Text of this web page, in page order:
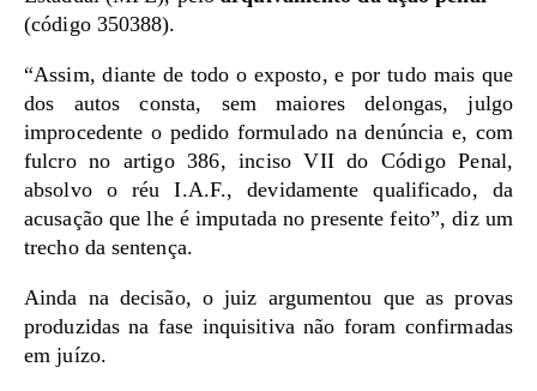
(código 350388).
“Assim, diante de todo o exposto, e por tudo mais que
dos autos consta, sem maiores delongas, julgo
improcedente o pedido formulado na denúncia e, com
fulcro no artigo 386, inciso VII do Código Penal,
absolvo o réu I.A.F., devidamente qualificado, da
acusação que lhe é imputada no presente feito”, diz um
trecho da sentença.
Ainda na decisão, o juiz argumentou que as provas
produzidas na fase inquisitiva não foram confirmadas
em juízo.